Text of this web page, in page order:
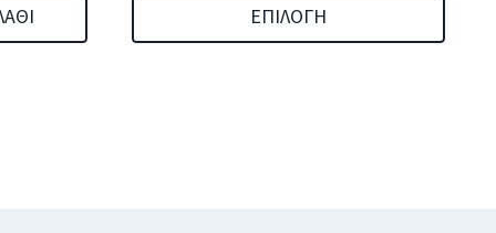
395,00 €
through
ΕΠΙΛΟΓΉ